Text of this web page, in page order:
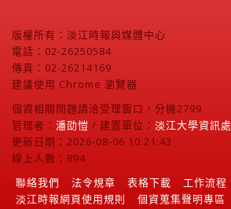
版權所有：淡江時報與媒體中心
電話：02-26250584
傳真：02-26214169
建議使用 Chrome 瀏覽器
個資相關問題請洽受理窗口，分機2799
管理者： 潘劭愷 / 建置單位： 淡江大學資訊處
更新日期：2026-08-06 10:21:43
線上人數：894
聯絡我們
法令規章 表格下載
工作流程
淡江時報網頁使用規則
個資蒐集聲明專區